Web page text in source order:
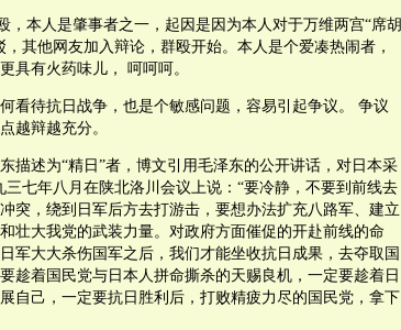
，本人是肇事者之一，起因是因为本人对于万维两宫“席胡
其他网友加入辩论，群殴开始。本人是个爱凑热闹者，
具有火药味儿， 呵呵呵。
看待抗日战争，也是个敏感问题，容易引起争议。 争议
越辩越充分。
描述为“精日”者，博文引用毛泽东的公开讲话，对日本采
七年八月在陕北洛川会议上说：“要冷静，不要到前线去
突，绕到日军后方去打游击，要想办法扩充八路军、建立
壮大我党的武装力量。对政府方面催促的开赴前线的命
军大大杀伤国军之后，我们才能坐收抗日成果，去夺取国
趁着国民党与日本人拼命撕杀的天赐良机，一定要趁着日
自己，一定要抗日胜利后，打败精疲力尽的国民党，拿下